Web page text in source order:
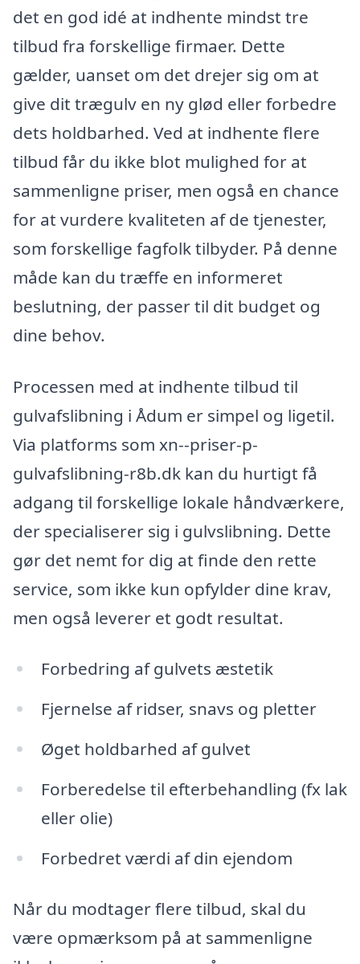
det en god idé at indhente mindst tre
tilbud fra forskellige firmaer. Dette
gælder, uanset om det drejer sig om at
give dit trægulv en ny glød eller forbedre
dets holdbarhed. Ved at indhente flere
tilbud får du ikke blot mulighed for at
sammenligne priser, men også en chance
for at vurdere kvaliteten af de tjenester,
som forskellige fagfolk tilbyder. På denne
måde kan du træffe en informeret
beslutning, der passer til dit budget og
dine behov.
Processen med at indhente tilbud til
gulvafslibning i Ådum er simpel og ligetil.
Via platforms som xn--priser-p-
gulvafslibning-r8b.dk kan du hurtigt få
adgang til forskellige lokale håndværkere,
der specialiserer sig i gulvslibning. Dette
gør det nemt for dig at finde den rette
service, som ikke kun opfylder dine krav,
men også leverer et godt resultat.
Forbedring af gulvets æstetik
Fjernelse af ridser, snavs og pletter
Øget holdbarhed af gulvet
Forberedelse til efterbehandling (fx lak
eller olie)
Forbedret værdi af din ejendom
Når du modtager flere tilbud, skal du
være opmærksom på at sammenligne